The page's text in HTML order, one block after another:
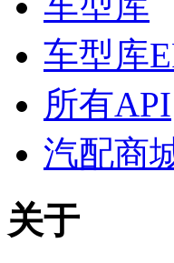
车型库
所有API
汽配商
关于